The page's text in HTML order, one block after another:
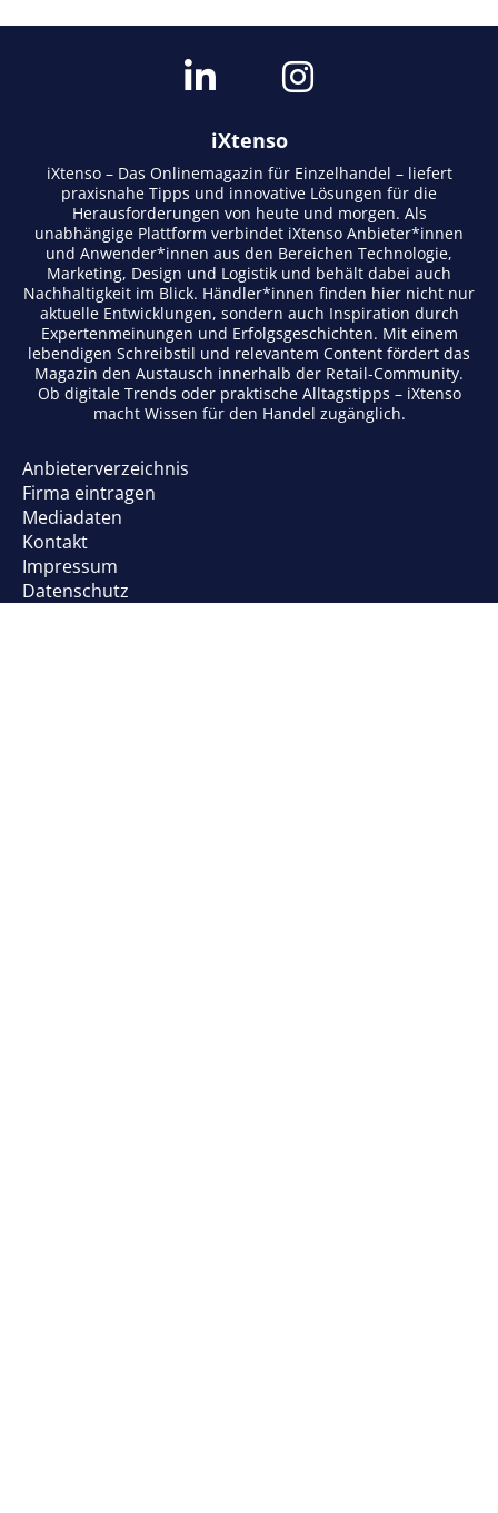
iXtenso
iXtenso – Das Onlinemagazin für Einzelhandel – liefert
praxisnahe Tipps und innovative Lösungen für die
Herausforderungen von heute und morgen. Als
unabhängige Plattform verbindet iXtenso Anbieter*innen
und Anwender*innen aus den Bereichen Technologie,
Marketing, Design und Logistik und behält dabei auch
Nachhaltigkeit im Blick. Händler*innen finden hier nicht nur
aktuelle Entwicklungen, sondern auch Inspiration durch
Expertenmeinungen und Erfolgsgeschichten. Mit einem
lebendigen Schreibstil und relevantem Content fördert das
Magazin den Austausch innerhalb der Retail-Community.
Ob digitale Trends oder praktische Alltagstipps – iXtenso
macht Wissen für den Handel zugänglich.
Anbieterverzeichnis
Firma eintragen
Mediadaten
Kontakt
Impressum
Datenschutz